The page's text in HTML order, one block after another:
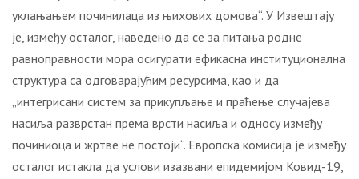
уклањањем починилаца из њихових домова“. У Извештају
је, између осталог, наведено да се за питања родне
равноправности мора осигурати ефикасна институционална
структура са одговарајућим ресурсима, као и да
„интегрисани систем за прикупљање и праћење случајева
насиља разврстан према врсти насиља и односу између
починиоца и жртве не постоји“. Европска комисија је између
осталог истакла да услови изазвани епидемијом Ковид-19,